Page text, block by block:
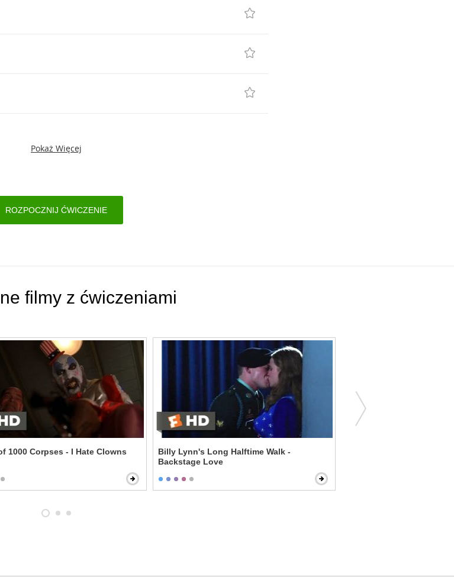
Pokaż Więcej
ROZPOCZNIJ ĆWICZENIE
filmy z ćwiczeniami
1000 Corpses - I Hate Clowns
Billy Lynn's Long Halftime Walk -
Backstage Love